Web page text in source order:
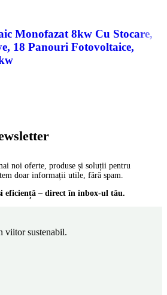
Monofazat 8kw Cu Stocare,
18 Panouri Fotovoltaice,
noi oferte, produse și soluții pentru
doar informații utile, fără spam.
eficiență – direct în inbox-ul tău.
viitor sustenabil.